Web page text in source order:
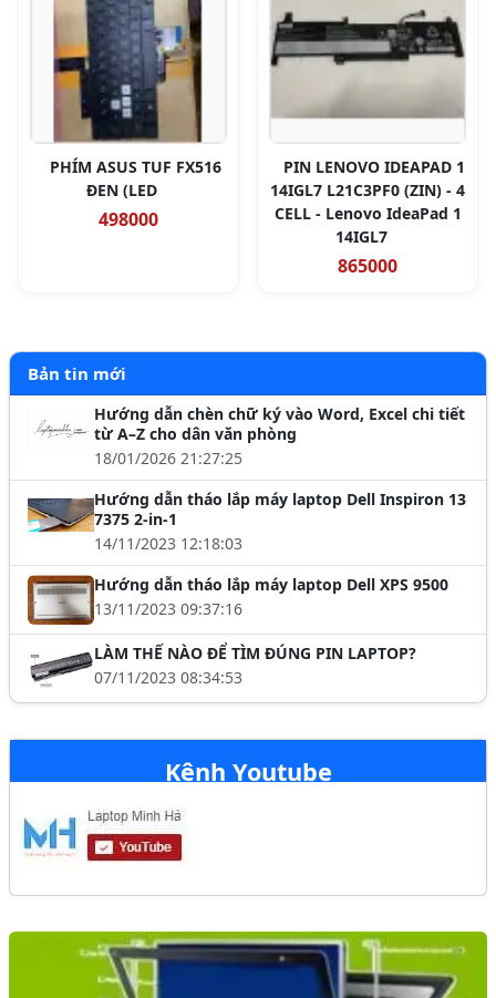
PHÍM ASUS TUF FX516
ĐEN (LED
498000
PIN LENOVO IDEAPAD 1
14IGL7 L21C3PF0 (ZIN) - 4
CELL - Lenovo IdeaPad 1
14IGL7
865000
Bản tin mới
Hướng dẫn chèn chữ ký vào Word, Excel chi tiết
từ A–Z cho dân văn phòng
18/01/2026 21:27:25
Hướng dẫn tháo lắp máy laptop Dell Inspiron 13
7375 2-in-1
14/11/2023 12:18:03
Hướng dẫn tháo lắp máy laptop Dell XPS 9500
13/11/2023 09:37:16
LÀM THẾ NÀO ĐỂ TÌM ĐÚNG PIN LAPTOP?
07/11/2023 08:34:53
Kênh Youtube